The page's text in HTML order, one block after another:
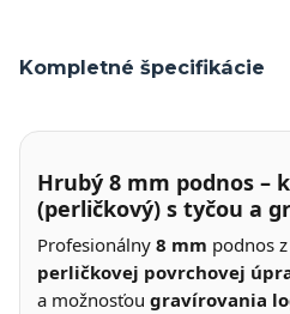
Kompletné špecifikácie
Hrubý 8 mm podnos –
(perličkový) s tyčou a
Profesionálny 8 mm podnos
perličkovej povrchovej
a možnosťou gravírovania